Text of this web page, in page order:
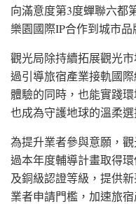
向滿意度第3度蟬聯六都
樂園國際IP合作到城市
觀光局除持續拓展觀光
過引導旅宿產業接軌國
體驗的同時，也能實踐
也成為守護地球的溫柔選
為提升業者參與意願，
過本年度輔導計畫取得
及銅級認證等級，提供
業者申請門檻，加速旅